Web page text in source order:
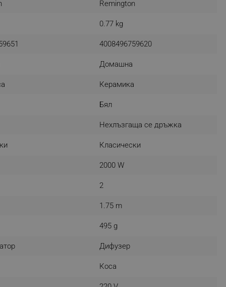
Remington
0.77 kg
4008496759620
Домашна
Керамика
Бял
Нехлъзгаща се дръжка
Класически
2000 W
2
1.75 m
495 g
Дифузер
Коса
specific data for
stored to be sent
to Segmentify servers
visitor installed
data including